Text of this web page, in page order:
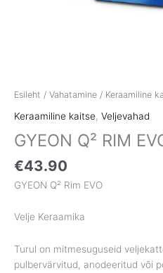
Esileht / Vahatamine / Keraamiline
Keraamiline kaitse Veljevahad
GYEON Q² RIM
€43.90
GYEON Q² Rim EVO
Velje Keraamika
Turul on mitmesuguseid
pulbervärvitud, anodeeritud või